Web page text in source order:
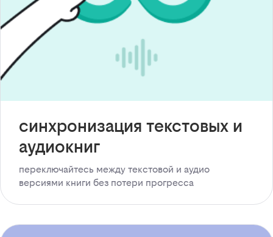
синхронизация текстовых и
аудиокниг
переключайтесь между текстовой и аудио
версиями книги без потери прогресса